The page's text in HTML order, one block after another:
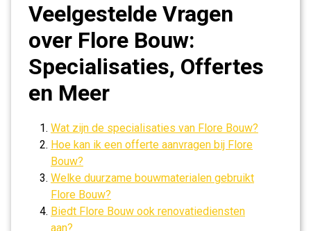
Veelgestelde Vragen
over Flore Bouw:
Specialisaties, Offertes
en Meer
Wat zijn de specialisaties van Flore Bouw?
Hoe kan ik een offerte aanvragen bij Flore
Bouw?
Welke duurzame bouwmaterialen gebruikt
Flore Bouw?
Biedt Flore Bouw ook renovatiediensten
aan?